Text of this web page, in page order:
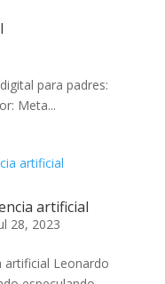
para padres:
Meta...
artificial
28, 2023
Leonardo